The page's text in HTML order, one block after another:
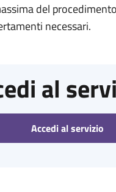
del
necessari.
al
Accedi al servizio